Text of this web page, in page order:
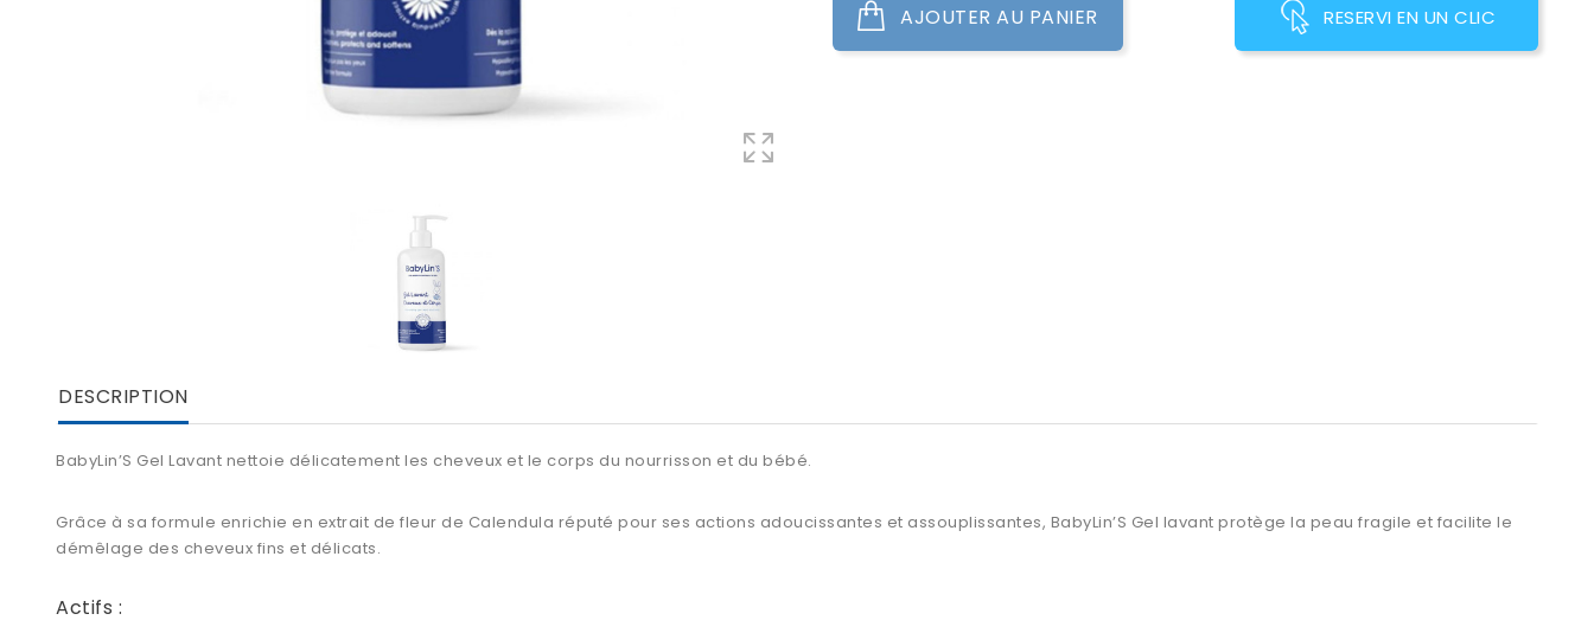
AJOUTER AU PANIER RESERVI EN UN CLIC
DESCRIPTION
BabyLin’S Gel Lavant nettoie délicatement les cheveux et le corps du nourrisson et du bébé.
Grâce à sa formule enrichie en extrait de fleur de Calendula réputé pour ses actions adoucissantes et assouplissantes, BabyLin’S Gel lavant protège la peau fragile et facilite le
démêlage des cheveux fins et délicats.
Actifs :